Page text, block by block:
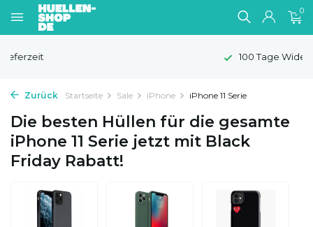
0
Zurück Startseite Sale iPhone iPhone 11 Serie
Die besten Hüllen für die gesamte
iPhone 11 Serie jetzt mit Black
Friday Rabatt!